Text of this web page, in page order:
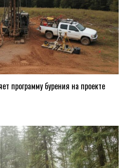
программу бурения на проекте